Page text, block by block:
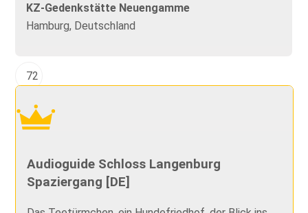
KZ-Gedenkstätte Neuengamme
Hamburg, Deutschland
72
Audioguide Schloss Langenburg
Spaziergang [DE]